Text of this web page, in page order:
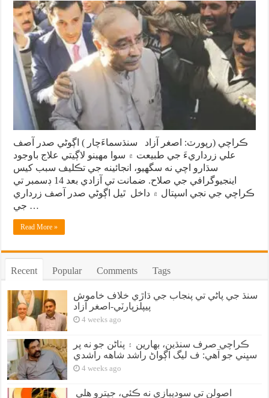
ڪراچي (رپورٽ: اصغر آزاد سنڌسماءَچار ) اڳوڻي صدر آصف
علي زرداريءَ جي طبيعت ۾ سوا مهينو لاڳيتي علاج باوجود
سڌارو اچي نه سگهيو، انجائينه جي تڪليف سبب کيس
اينجيوگرافي جي صلاح. ضمانت تي آزادي بعد 14 ڊسمبر تي
ڪراچي جي نجي اسپتال ۾ داخل ٿيل اڳوڻي صدر آصف زرداري
جي …
Read More »
Recent Popular Comments Tags
سنڌ جي پاڻي تي پنجاب جي ڌاڙي خلاف خاموش
پيپلزپارٽي-اصغر آزاد
4 weeks ago
ڪراچي صرف سنڌين، بهارين ۽ پٺاڻن جو نه پر
سڀني جو آهي: ف ليگ اڳواڻ راشد شاهه راشدي
4 weeks ago